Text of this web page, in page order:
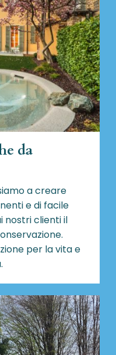
da
a creare
e di facile
nostri clienti il
per la vita e